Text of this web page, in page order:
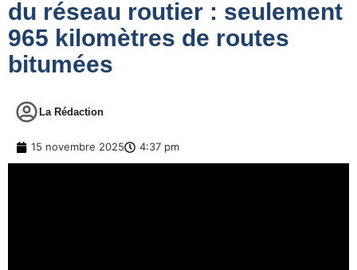
du réseau routier : seulement
965 kilomètres de routes
bitumées
La Rédaction
15 novembre 2025 4:37 pm